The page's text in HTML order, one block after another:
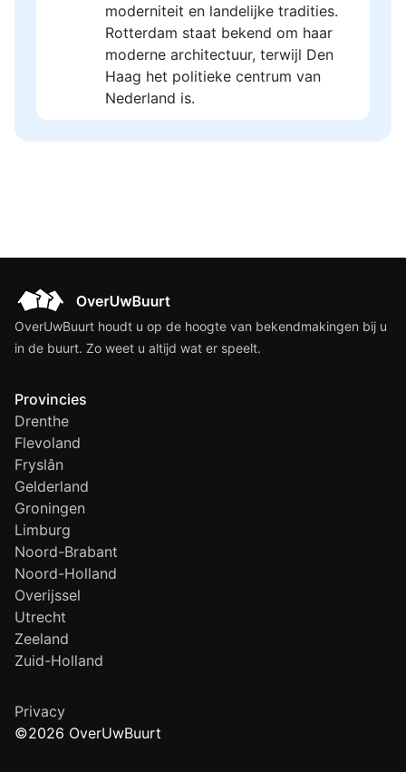
moderniteit en landelijke tradities.
Rotterdam staat bekend om haar
moderne architectuur, terwijl Den
Haag het politieke centrum van
Nederland is.
OverUwBuurt houdt u op de hoogte van bekendmakingen bij u
in de buurt. Zo weet u altijd wat er speelt.
Provincies
Drenthe
Flevoland
Fryslân
Gelderland
Groningen
Limburg
Noord-Brabant
Noord-Holland
Overijssel
Utrecht
Zeeland
Zuid-Holland
Privacy
©2026 OverUwBuurt